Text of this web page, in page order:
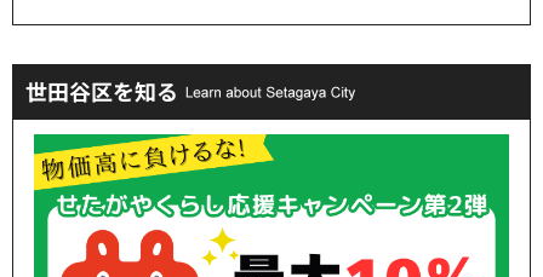
世田谷区を知る